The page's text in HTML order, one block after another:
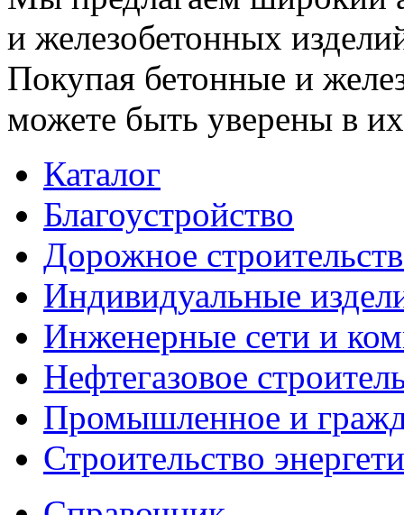
и железобетонных
Покупая бетонные и
можете быть уверены в их
Каталог
Благоустройство
Дорожное
Индивидуальные
Инженерные сети и
Нефтегазовое
Промышленное и
Строительство